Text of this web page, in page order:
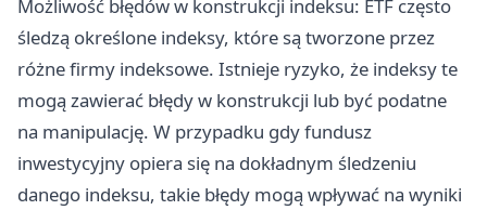
Możliwość błędów w konstrukcji indeksu: ETF często
śledzą określone indeksy, które są tworzone przez
różne firmy indeksowe. Istnieje ryzyko, że indeksy te
mogą zawierać błędy w konstrukcji lub być podatne
na manipulację. W przypadku gdy fundusz
inwestycyjny opiera się na dokładnym śledzeniu
danego indeksu, takie błędy mogą wpływać na wyniki